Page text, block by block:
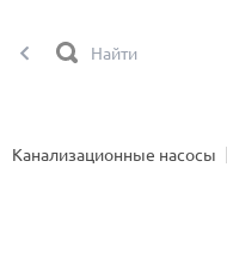
Канализационные насосы